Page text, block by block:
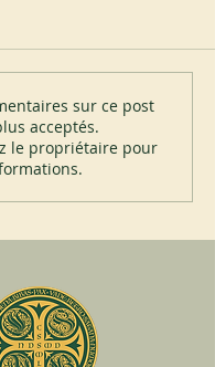
à Cullman
sur ce post
acceptés.
le propriétaire pour